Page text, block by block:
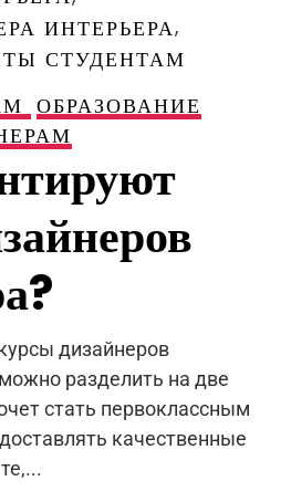
ИНТЕРЬЕРА,
СТУДЕНТАМ
ОБРАЗОВАНИЕ
дизайнеров
разделить на две
стать первоклассным
качественные